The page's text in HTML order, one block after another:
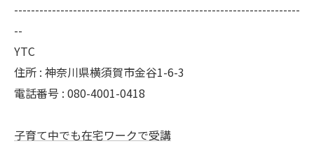
--------------------------------------------------------------------
--
YTC
住所 : 神奈川県横須賀市金谷1-6-3
電話番号 : 080-4001-0418
子育て中でも在宅ワークで受講